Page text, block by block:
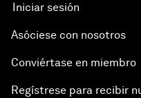
Iniciar sesión
Asóciese con nosotros
Conviértase en miembro
Regístrese para recibir